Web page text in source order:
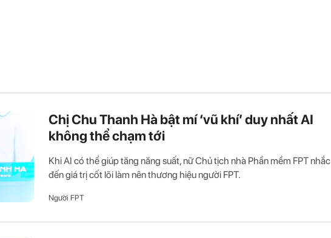
Chị Chu Thanh Hà bật mí ‘vũ khí’ duy nhất AI
không thể chạm tới
Khi AI có thể giúp tăng năng suất, nữ Chủ tịch nhà Phần mềm FPT nhắc
đến giá trị cốt lõi làm nên thương hiệu người FPT.
Người FPT